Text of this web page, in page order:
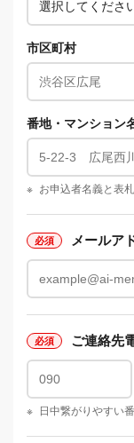
市区町村
番地・マンション
※ お申込者名義と表
メールア
ご連絡先
※ 日中繋がりやすい